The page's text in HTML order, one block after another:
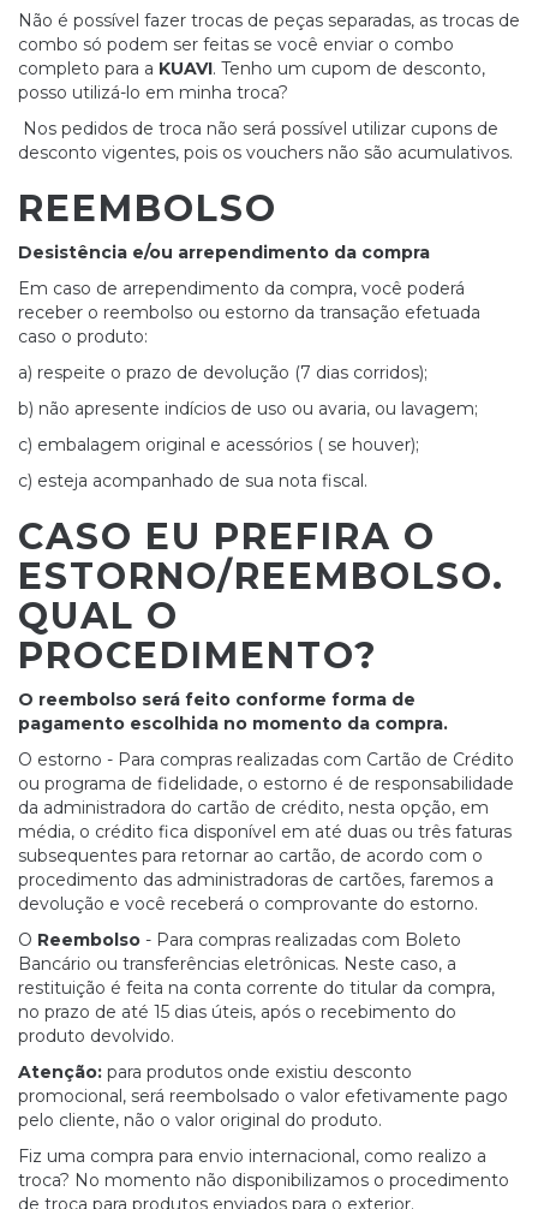
Não é possível fazer trocas de peças separadas, as trocas de
combo só podem ser feitas se você enviar o combo
completo para a KUAVI. Tenho um cupom de desconto,
posso utilizá-lo em minha troca?
Nos pedidos de troca não será possível utilizar cupons de
desconto vigentes, pois os vouchers não são acumulativos.
REEMBOLSO
Desistência e/ou arrependimento da compra
Em caso de arrependimento da compra, você poderá
receber o reembolso ou estorno da transação efetuada
caso o produto:
a) respeite o prazo de devolução (7 dias corridos);
b) não apresente indícios de uso ou avaria, ou lavagem;
c) embalagem original e acessórios ( se houver);
c) esteja acompanhado de sua nota fiscal.
CASO EU PREFIRA O
ESTORNO/REEMBOLSO.
QUAL O
PROCEDIMENTO?
O reembolso será feito conforme forma de
pagamento escolhida no momento da compra.
O estorno - Para compras realizadas com Cartão de Crédito
ou programa de fidelidade, o estorno é de responsabilidade
da administradora do cartão de crédito, nesta opção, em
média, o crédito fica disponível em até duas ou três faturas
subsequentes para retornar ao cartão, de acordo com o
procedimento das administradoras de cartões, faremos a
devolução e você receberá o comprovante do estorno.
O Reembolso - Para compras realizadas com Boleto
Bancário ou transferências eletrônicas. Neste caso, a
restituição é feita na conta corrente do titular da compra,
no prazo de até 15 dias úteis, após o recebimento do
produto devolvido.
Atenção: para produtos onde existiu desconto
promocional, será reembolsado o valor efetivamente pago
pelo cliente, não o valor original do produto.
Fiz uma compra para envio internacional, como realizo a
troca? No momento não disponibilizamos o procedimento
de troca para produtos enviados para o exterior.